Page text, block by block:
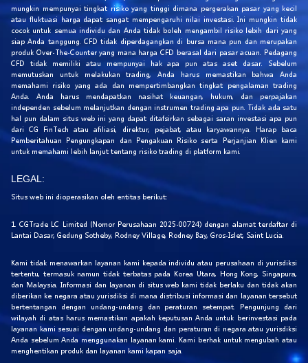
mungkin mempunyai tingkat risiko yang tinggi dimana pergerakan pasar yang kecil
atau fluktuasi harga dapat sangat mempengaruhi nilai investasi. Ini mungkin tidak
cocok untuk semua individu dan Anda tidak boleh mengambil risiko lebih dari yang
siap Anda tanggung. CFD tidak diperdagangkan di bursa mana pun dan merupakan
produk Over-The-Counter yang mana harga CFD berasal dari pasar acuan. Pedagang
CFD tidak memiliki atau mempunyai hak apa pun atas aset dasar. Sebelum
memutuskan untuk melakukan trading, Anda harus memastikan bahwa Anda
memahami risiko yang ada dan mempertimbangkan tingkat pengalaman trading
Anda. Anda harus mendapatkan nasihat keuangan, hukum, dan perpajakan
independen sebelum melanjutkan dengan instrumen trading apa pun. Tidak ada satu
hal pun dalam situs web ini yang dapat ditafsirkan sebagai saran investasi apa pun
dari CG FinTech atau afiliasi, direktur, pejabat, atau karyawannya. Harap baca
Pemberitahuan Pengungkapan dan Pengakuan Risiko serta Perjanjian Klien kami
untuk memahami lebih lanjut tentang risiko trading di platform kami.
LEGAL:
Situs web ini dioperasikan oleh entitas berikut:
1. CGTrade LC Limited (Nomor Perusahaan 2025-00724) dengan alamat terdaftar di
Lantai Dasar, Gedung Sotheby, Rodney Village, Rodney Bay, Gros-Islet, Saint Lucia.
Kami tidak menawarkan layanan kami kepada individu atau perusahaan di yurisdiksi
tertentu, termasuk namun tidak terbatas pada Korea Utara, Hong Kong, Singapura,
dan Malaysia. Informasi dan layanan di situs web kami tidak berlaku dan tidak akan
diberikan ke negara atau yurisdiksi di mana distribusi informasi dan layanan tersebut
bertentangan dengan undang-undang dan peraturan setempat. Pengunjung dari
wilayah di atas harus memastikan apakah keputusan Anda untuk berinvestasi pada
layanan kami sesuai dengan undang-undang dan peraturan di negara atau yurisdiksi
Anda sebelum Anda menggunakan layanan kami. Kami berhak untuk mengubah atau
menghentikan produk dan layanan kami kapan saja.